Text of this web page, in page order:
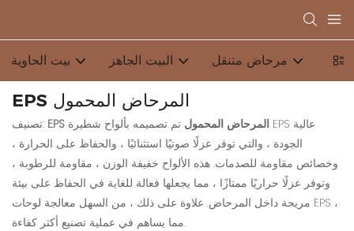
بيت الحاوية البيت الجاهز مرحاض متنقل
EPS المرحاض المحمول
تصنيف: EPS المرحاض المحمول تم تصميمه بألواح شطيرة EPS عالية
الجودة ، والتي توفر عزلًا صوتيًا استثنائيًا ، والحفاظ على الحرارة ،
وخصائص مقاومة للصدمات. هذه الألواح خفيفة الوزن ، مقاومة للرطوبة ،
وتوفر عزلًا حراريًا ممتازًا ، مما يجعلها فعالة للغاية في الحفاظ على بيئة
مريحة داخل المرحاض. علاوة على ذلك ، من السهل معالجة لوحات EPS ،
مما يساهم في عملية تصنيع أكثر كفاءة.